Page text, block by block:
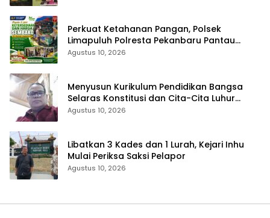
Perkuat Ketahanan Pangan, Polsek
Limapuluh Polresta Pekanbaru Pantau
Harga Sembako di Pasar
Agustus 10, 2026
Menyusun Kurikulum Pendidikan Bangsa
Selaras Konstitusi dan Cita-Cita Luhur
Bangsa
Agustus 10, 2026
Libatkan 3 Kades dan 1 Lurah, Kejari Inhu
Mulai Periksa Saksi Pelapor
Agustus 10, 2026